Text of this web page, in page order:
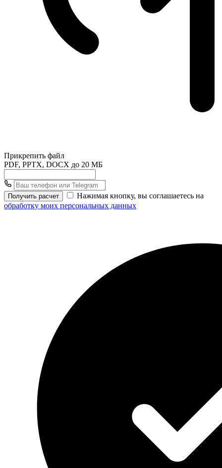
Прикрепить файл
PDF, PPTX, DOCX до 20 МБ
Получить расчет
Нажимая кнопку, вы соглашаетесь на
обработку моих персональных данных